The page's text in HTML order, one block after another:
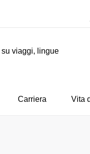
viaggi, lingue
Carriera Vita